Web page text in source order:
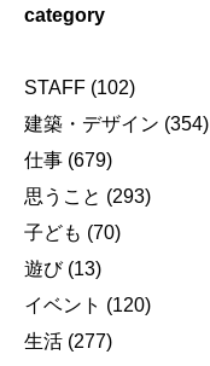
category
STAFF (102)
建築・デザイン (354)
仕事 (679)
思うこと (293)
子ども (70)
遊び(13)
イベント (120)
生活 (277)